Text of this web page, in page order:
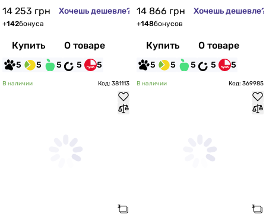
14 253 грн Хочешь дешевле?
+142бонуса
Купить О товаре
5 5 5 5 5
14 866 грн Хочешь дешевле?
+148бонусов
Купить О товаре
5 5 5 5 5
В наличии Код: 381113 В наличии Код: 369985